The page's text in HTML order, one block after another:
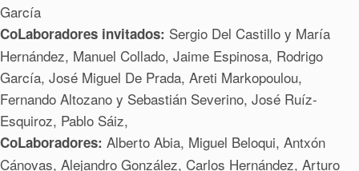
García
CoLaboradores invitados: Sergio Del Castillo y María
Hernández, Manuel Collado, Jaime Espinosa, Rodrigo
García, José Miguel De Prada, Areti Markopoulou,
Fernando Altozano y Sebastián Severino, José Ruíz-
Esquiroz, Pablo Sáiz,
CoLaboradores: Alberto Abia, Miguel Beloqui, Antxón
Cánovas, Alejandro González, Carlos Hernández, Arturo